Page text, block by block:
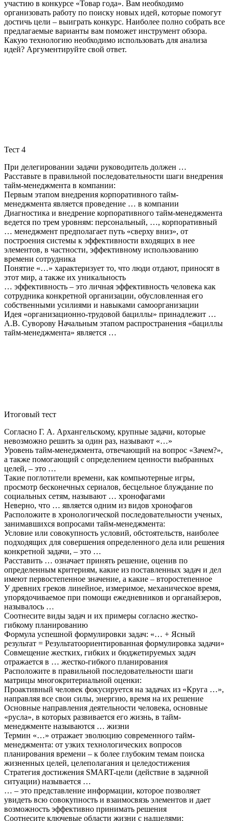
участию в конкурсе «Товар года». Вам необходимо
организовать работу по поиску новых идей, которые помогут
достичь цели – выиграть конкурс. Наиболее полно собрать все
предлагаемые варианты вам поможет инструмент обзора.
Какую технологию необходимо использовать для анализа
идей? Аргументируйте свой ответ.
Тест 4
При делегировании задачи руководитель должен …
Расставьте в правильной последовательности шаги внедрения
тайм-менеджмента в компании:
Первым этапом внедрения корпоративного тайм-
менеджмента является проведение … в компании
Диагностика и внедрение корпоративного тайм-менеджмента
ведется по трем уровням: персональный, …, корпоративный
… менеджмент предполагает путь «сверху вниз», от
построения системы к эффективности входящих в нее
элементов, в частности, эффективному использованию
времени сотрудника
Понятие «…» характеризует то, что люди отдают, приносят в
этот мир, а также их уникальность
… эффективность – это личная эффективность человека как
сотрудника конкретной организации, обусловленная его
собственными усилиями и навыками самоорганизации
Идея «организационно-трудовой бациллы» принадлежит …
А.В. Суворову Начальным этапом распространения «бациллы
тайм-менеджмента» является …
Итоговый тест
Согласно Г. А. Архангельскому, крупные задачи, которые
невозможно решить за один раз, называют «…»
Уровень тайм-менеджмента, отвечающий на вопрос «Зачем?»,
а также помогающий с определением ценности выбранных
целей, – это …
Такие поглотители времени, как компьютерные игры,
просмотр бесконечных сериалов, бесцельное блуждание по
социальных сетям, называют … хронофагами
Неверно, что … является одним из видов хронофагов
Расположите в хронологической последовательности ученых,
занимавшихся вопросами тайм-менеджмента:
Условие или совокупность условий, обстоятельств, наиболее
подходящих для совершения определенного дела или решения
конкретной задачи, – это …
Расставить … означает принять решение, оценив по
определенным критериям, какие из поставленных задач и дел
имеют первостепенное значение, а какие – второстепенное
У древних греков линейное, измеримое, механическое время,
упорядочиваемое при помощи ежедневников и органайзеров,
называлось …
Соотнесите виды задач и их примеры согласно жестко-
гибкому планированию
Формула успешной формулировки задач: «… + Ясный
результат = Результатоориентированная формулировка задачи»
Совмещение жестких, гибких и бюджетируемых задач
отражается в … жестко-гибкого планирования
Расположите в правильной последовательности шаги
матрицы многокритериальной оценки:
Проактивный человек фокусируется на задачах из «Круга …»,
направляя все свои силы, энергию, время на их решение
Основные направления деятельности человека, основные
«русла», в которых развивается его жизнь, в тайм-
менеджменте называются … жизни
Термин «…» отражает эволюцию современного тайм-
менеджмента: от узких технологических вопросов
планирования времени – к более глубоким темам поиска
жизненных целей, целеполагания и целедостижения
Стратегия достижения SMART-цели (действие в задачной
ситуации) называется …
… – это представление информации, которое позволяет
увидеть всю совокупность и взаимосвязь элементов и дает
возможность эффективно принимать решения
Соотнесите ключевые области жизни с надцелями: